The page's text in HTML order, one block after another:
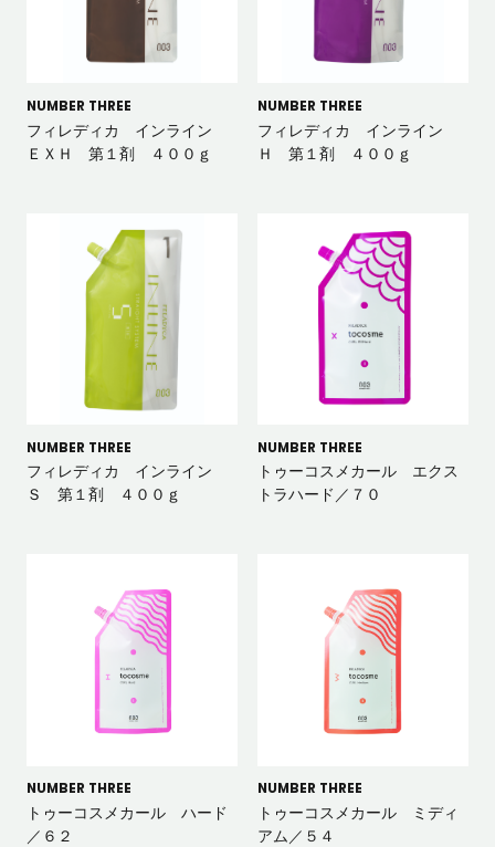
NUMBER THREE
フィレディカ インライン
ＥＸＨ 第１剤 ４００ｇ
NUMBER THREE
フィレディカ インライン
Ｈ 第１剤 ４００ｇ
NUMBER THREE
フィレディカ インライン
Ｓ 第１剤 ４００ｇ
NUMBER THREE
トゥーコスメカール エクス
トラハード／７０
NUMBER THREE
トゥーコスメカール ハード
／６２
NUMBER THREE
トゥーコスメカール ミディ
アム／５４